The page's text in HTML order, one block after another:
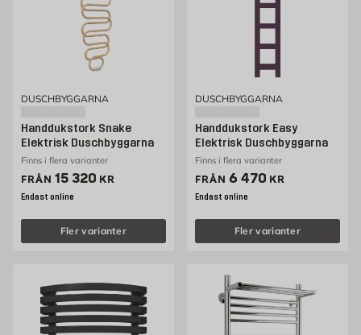
DUSCHBYGGARNA
Handdukstork Snake
Elektrisk Duschbyggarna
Finns i flera varianter
FRÅN Pris 15320 kr
15 320 KR
Endast online
Fler varianter
DUSCHBYGGARNA
Handdukstork Easy
Elektrisk Duschbyggarna
Finns i flera varianter
FRÅN Pris 6470 kr
6 470 KR
Endast online
Fler varianter